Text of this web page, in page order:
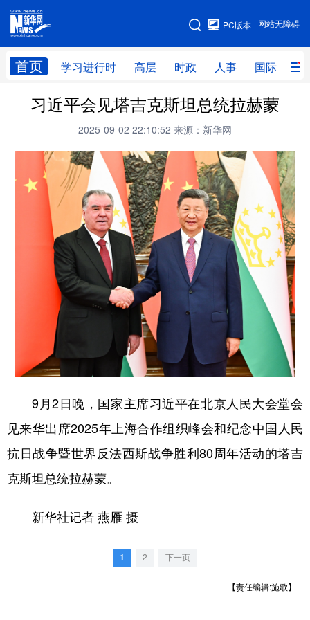
网站无障碍
PC版本
首页 学习进行时 高层 时政 人事 国际 财
网站地图
学习进行时 高层 时政 人事
财经 网评
台湾 思客智库 全球连线 教育
科技 科创 量子 体育
文化 书画 健康 军事
访谈 视频 图片 政务
法律 中央文件 金融
人居 数字经济
学术中国 乡村振兴 银龄 溯源中国
城市 旅游 能源
公益 一带一路 亚太网 上市公司
文化产业
上海
江西
习近平会见塔吉克斯坦总统拉赫蒙
2025-09-02 22:10:52 来源：新华网
9月2日晚，国家主席习近平在北京人民大会堂会
见来华出席2025年上海合作组织峰会和纪念中国人民
抗日战争暨世界反法西斯战争胜利80周年活动的塔吉
克斯坦总统拉赫蒙。
新华社记者 燕雁 摄
1 2 下一页
【责任编辑:施歌】